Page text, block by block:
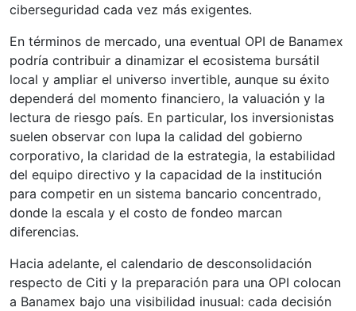
ciberseguridad cada vez más exigentes.
En términos de mercado, una eventual OPI de Banamex
podría contribuir a dinamizar el ecosistema bursátil
local y ampliar el universo invertible, aunque su éxito
dependerá del momento financiero, la valuación y la
lectura de riesgo país. En particular, los inversionistas
suelen observar con lupa la calidad del gobierno
corporativo, la claridad de la estrategia, la estabilidad
del equipo directivo y la capacidad de la institución
para competir en un sistema bancario concentrado,
donde la escala y el costo de fondeo marcan
diferencias.
Hacia adelante, el calendario de desconsolidación
respecto de Citi y la preparación para una OPI colocan
a Banamex bajo una visibilidad inusual: cada decisión